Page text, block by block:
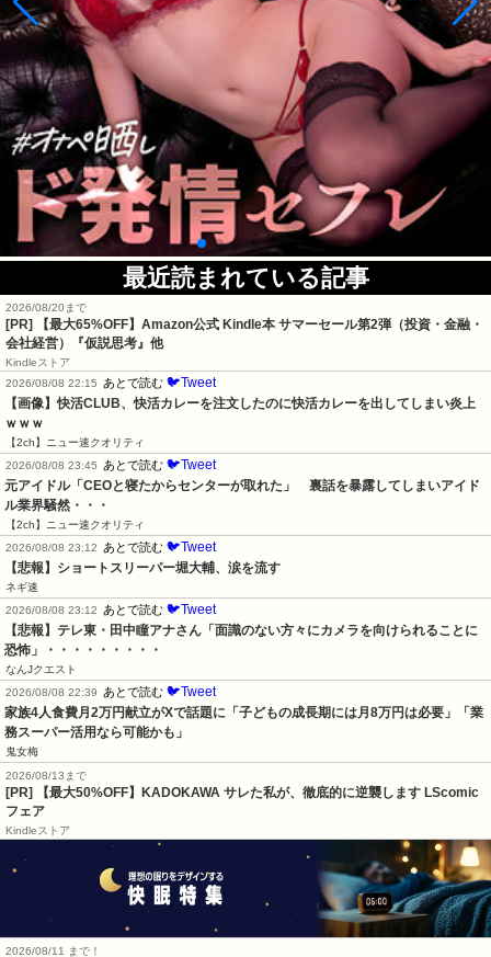
最近読まれている記事
2026/08/20まで
[PR]
【最大65%OFF】Amazon公式 Kindle本 サマーセール第2弾（投資・金融・
会社経営）『仮説思考』他
Kindleストア
2026/08/08 22:15
あとで読む 🐦Tweet
【画像】快活CLUB、快活カレーを注文したのに快活カレーを出してしまい炎上
ｗｗｗ
【2ch】ニュー速クオリティ
2026/08/08 23:45
あとで読む 🐦Tweet
元アイドル「CEOと寝たからセンターが取れた」　裏話を暴露してしまいアイド
ル業界騒然・・・
【2ch】ニュー速クオリティ
2026/08/08 23:12
あとで読む 🐦Tweet
【悲報】ショートスリーパー堀大輔、涙を流す
ネギ速
2026/08/08 23:12
あとで読む 🐦Tweet
【悲報】テレ東・田中瞳アナさん「面識のない方々にカメラを向けられることに
恐怖」・・・・・・・・・
なんJクエスト
2026/08/08 22:39
あとで読む 🐦Tweet
家族4人食費月2万円献立がXで話題に「子どもの成長期には月8万円は必要」「業
務スーパー活用なら可能かも」
鬼女梅
2026/08/13まで
[PR] 【最大50%OFF】KADOKAWA サレた私が、徹底的に逆襲します LScomic
フェア
Kindleストア
2026/08/11 まで！